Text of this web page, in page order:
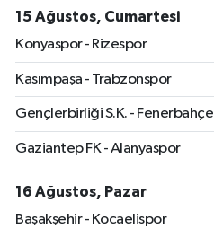
15 Ağustos, Cumartesi
Konyaspor - Rizespor
Kasımpaşa - Trabzonspor
Gençlerbirliği S.K. - Fenerbahçe
Gaziantep FK - Alanyaspor
16 Ağustos, Pazar
Başakşehir - Kocaelispor